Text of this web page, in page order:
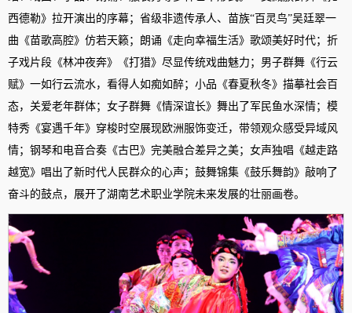
西德勒》拉开演出的序幕；省级非遗传承人、苗族“百灵鸟”吴廷翠一
曲《苗歌高腔》仿若天籁；朗诵《走向幸福生活》歌颂美好时代；折
子戏片段《林冲夜奔》《打猎》尽显传统戏曲魅力；男子群舞《行云
赋》一如行云流水，看得人如痴如醉；小品《春夏秋冬》描摹社会百
态，关爱老年群体；女子群舞《情深谊长》舞出了军民鱼水深情；模
特秀《宴遇千年》穿梭时空展现欧洲服饰变迁，带领观众感受异域风
情；钢琴和电音合奏《古巴》完美融合差异之美；女声独唱《越走路
越宽》唱出了新时代人民群众的心声；鼓舞锦集《鼓乐舞韵》敲响了
奋斗的鼓点，展开了湖南艺术职业学院未来发展的壮丽画卷。